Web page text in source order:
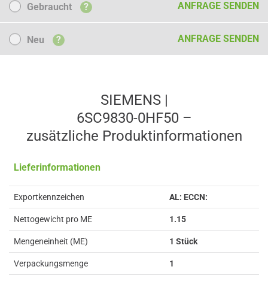
Gebraucht ? ANFRAGE SENDEN
NeuNeu ? ANFRAGE SENDEN
SIEMENS |
6SC9830-0HF50 –
zusätzliche Produkt­informationen
Lieferinformationen
Exportkennzeichen AL: ECCN:
Nettogewicht pro ME 1.15
Mengeneinheit (ME) 1 Stück
Verpackungsmenge 1